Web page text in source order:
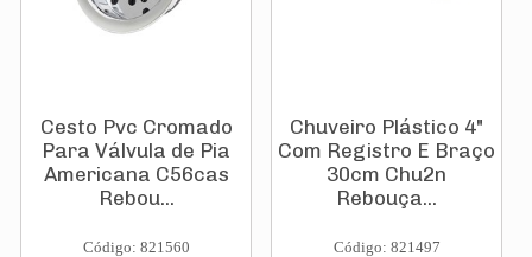
Cesto Pvc Cromado
Para Válvula de Pia
Americana C56cas
Rebou...
Código: 821560
Chuveiro Plástico 4"
Com Registro E Braço
30cm Chu2n
Rebouça...
Código: 821497